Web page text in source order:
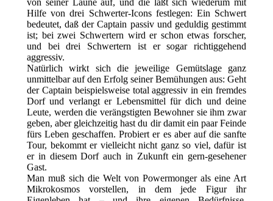
von seiner Laune auf, und die läßt sich wiederum mit
Hilfe von drei Schwerter-Icons festlegen: Ein Schwert
bedeutet, daß der Captain passiv und geduldig gestimmt
ist; bei zwei Schwertern wird er schon etwas forscher,
und bei drei Schwertern ist er sogar richtiggehend
aggressiv.
Natürlich wirkt sich die jeweilige Gemütslage ganz
unmittelbar auf den Erfolg seiner Bemühungen aus: Geht
der Captain beispielsweise total aggressiv in ein fremdes
Dorf und verlangt er Lebensmittel für dich und deine
Leute, werden die verängstigten Bewohner sie ihm zwar
geben, aber gleichzeitig hast du dir damit ein paar Feinde
fürs Leben geschaffen. Probiert er es aber auf die sanfte
Tour, bekommt er vielleicht nicht ganz so viel, dafür ist
er in diesem Dorf auch in Zukunft ein gern-gesehener
Gast.
Man muß sich die Welt von Powermonger als eine Art
Mikrokosmos vorstellen, in dem jede Figur ihr